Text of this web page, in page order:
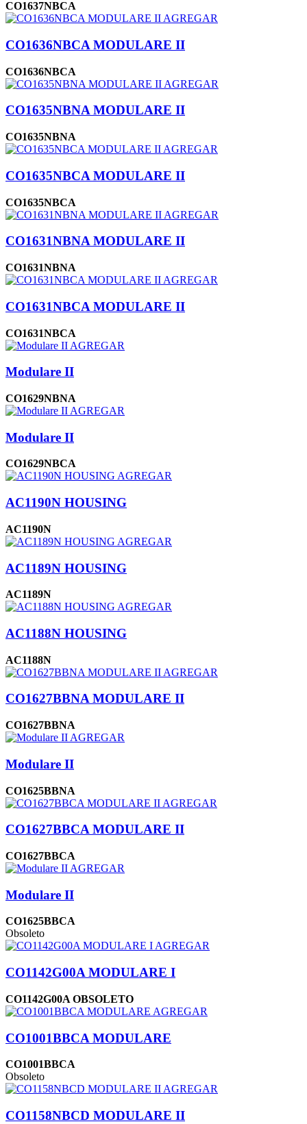
CO1637NBCA
AGREGAR
CO1636NBCA MODULARE II
CO1636NBCA
AGREGAR
CO1635NBNA MODULARE II
CO1635NBNA
AGREGAR
CO1635NBCA MODULARE II
CO1635NBCA
AGREGAR
CO1631NBNA MODULARE II
CO1631NBNA
AGREGAR
CO1631NBCA MODULARE II
CO1631NBCA
AGREGAR
Modulare II
CO1629NBNA
AGREGAR
Modulare II
CO1629NBCA
AGREGAR
AC1190N HOUSING
AC1190N
AGREGAR
AC1189N HOUSING
AC1189N
AGREGAR
AC1188N HOUSING
AC1188N
AGREGAR
CO1627BBNA MODULARE II
CO1627BBNA
AGREGAR
Modulare II
CO1625BBNA
AGREGAR
CO1627BBCA MODULARE II
CO1627BBCA
AGREGAR
Modulare II
CO1625BBCA
Obsoleto
AGREGAR
CO1142G00A MODULARE I
CO1142G00A OBSOLETO
AGREGAR
CO1001BBCA MODULARE
CO1001BBCA
Obsoleto
AGREGAR
CO1158NBCD MODULARE II